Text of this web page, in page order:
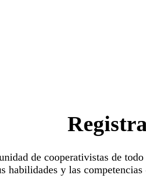
de cooperativistas de
habilidades y las